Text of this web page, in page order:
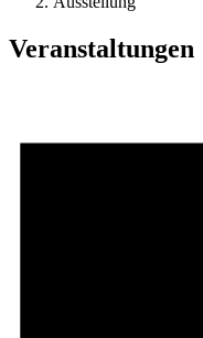
Veranstaltungen